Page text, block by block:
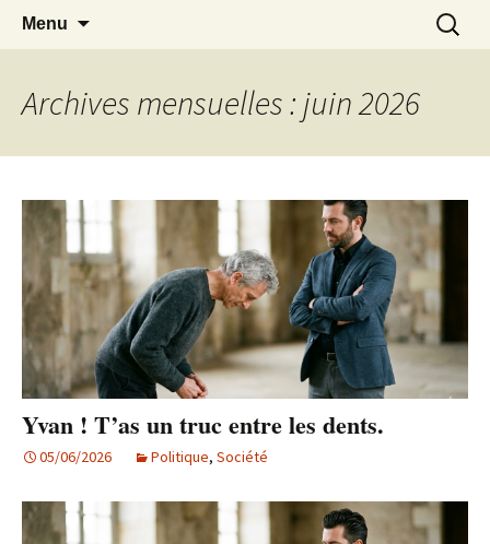
AllerMarc Leroi
Menu
Archives mensuelles : juin 2026
Yvan ! T’as un truc entre les dents.
05/06/2026 Politique, Société